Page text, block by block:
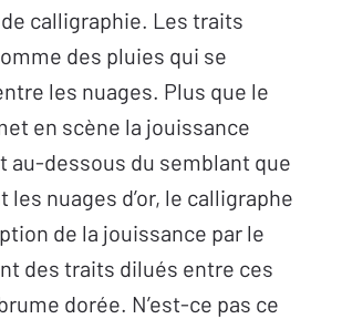
calligraphie. Les traits
des pluies qui se
les nuages. Plus que le
en scène la jouissance
au-dessous du semblant que
nuages d’or, le calligraphe
de la jouissance par le
des traits dilués entre ces
dorée. N’est-ce pas ce